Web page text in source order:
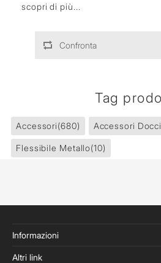
scopri di più...
Confronta
Tag
Accessori(680) Accessori
Flessibile Metallo(10)
Informazioni
Altri link